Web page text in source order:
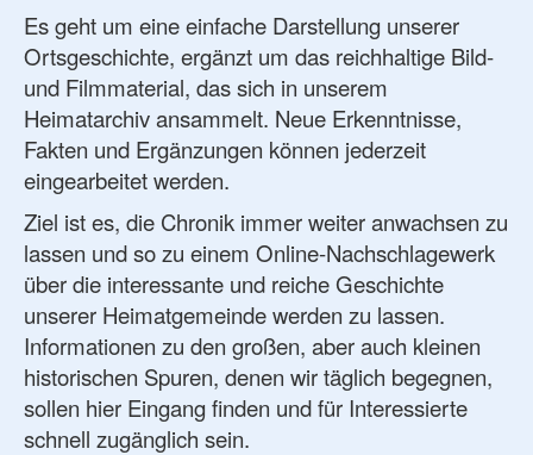
Es geht um eine einfache Darstellung unserer
Ortsgeschichte, ergänzt um das reichhaltige Bild-
und Filmmaterial, das sich in unserem
Heimatarchiv ansammelt. Neue Erkenntnisse,
Fakten und Ergänzungen können jederzeit
eingearbeitet werden.
Ziel ist es, die Chronik immer weiter anwachsen zu
lassen und so zu einem Online-Nachschlagewerk
über die interessante und reiche Geschichte
unserer Heimatgemeinde werden zu lassen.
Informationen zu den großen, aber auch kleinen
historischen Spuren, denen wir täglich begegnen,
sollen hier Eingang finden und für Interessierte
schnell zugänglich sein.